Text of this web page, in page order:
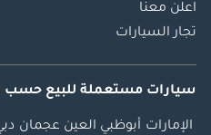
اعلن معنا
تجار السيارات
سيارات مستعملة للبيع حسب
الإمارات أبوظبي العين عجمان